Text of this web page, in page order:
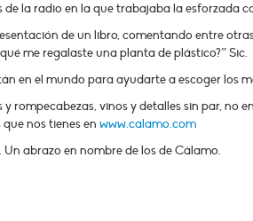
la radio en la que trabajaba la esforzada
de un libro, comentando entre
me regalaste una planta de plástico?” Sic.
en el mundo para ayudarte a escoger los
rompecabezas, vinos y detalles sin par, no
nos tienes en www.calamo.com
abrazo en nombre de los de Cálamo.